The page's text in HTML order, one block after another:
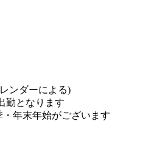
ンダーによる)
勤となります
年末年始がございます